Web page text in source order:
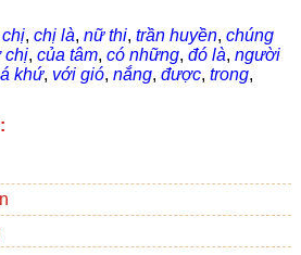
, chị là, nữ thi, trần huyền, chúng
chị, của tâm, có những, đó là, người
khứ, với gió, nắng, được, trong,